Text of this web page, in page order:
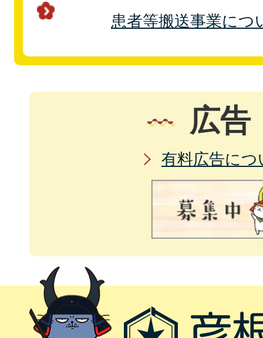
患者等搬送事業につ
広告
有料広告につ